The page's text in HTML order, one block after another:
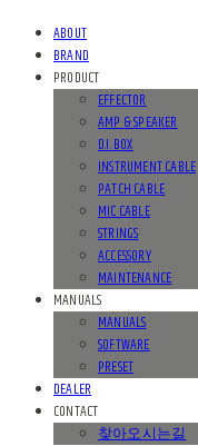
ABOUT
BRAND
PRODUCT
EFFECTOR
AMP & SPEAKER
D.I. BOX
INSTRUMENT CABLE
PATCH CABLE
MIC CABLE
STRINGS
ACCESSORY
MAINTENANCE
MANUALS
MANUALS
SOFTWARE
PRESET
DEALER
CONTACT
찾아오시는길